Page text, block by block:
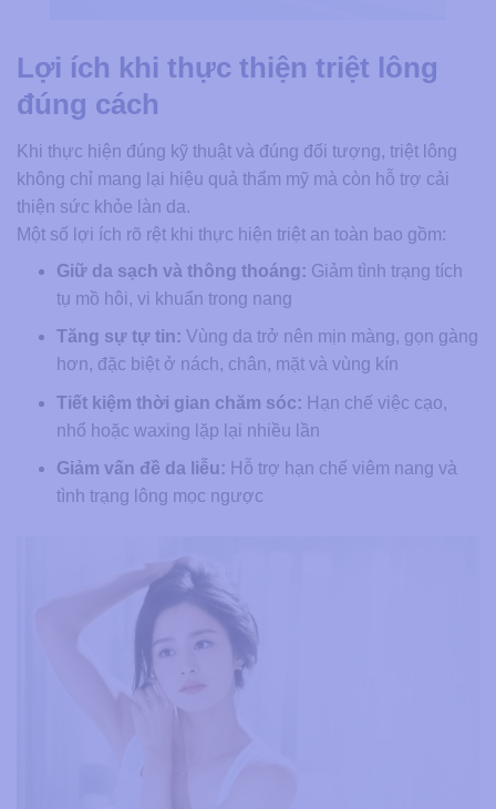
Lợi ích khi thực thiện triệt lông
đúng cách
Khi thực hiện đúng kỹ thuật và đúng đối tượng, triệt lông
không chỉ mang lại hiệu quả thẩm mỹ mà còn hỗ trợ cải
thiện sức khỏe làn da.
Một số lợi ích rõ rệt khi thực hiện triệt an toàn bao gồm:
Giữ da sạch và thông thoáng: Giảm tình trạng tích
tụ mồ hôi, vi khuẩn trong nang
Tăng sự tự tin: Vùng da trở nên mịn màng, gọn gàng
hơn, đặc biệt ở nách, chân, mặt và vùng kín
Tiết kiệm thời gian chăm sóc: Hạn chế việc cạo,
nhổ hoặc waxing lặp lại nhiều lần
Giảm vấn đề da liễu: Hỗ trợ hạn chế viêm nang và
tình trạng lông mọc ngược